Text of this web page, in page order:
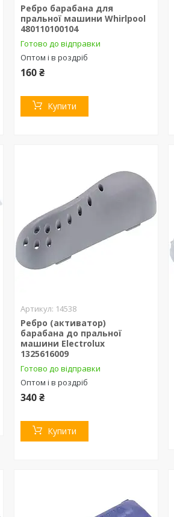
Ребро барабана для
пральної машини Whirlpool
480110100104
Готово до відправки
Оптом і в роздріб
160 ₴
Купити
14538
Ребро (активатор)
барабана до пральної
машини Electrolux
1325616009
Готово до відправки
Оптом і в роздріб
340 ₴
Купити